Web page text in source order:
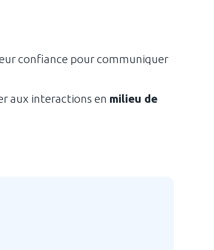
confiance pour communiquer
aux interactions en milieu de